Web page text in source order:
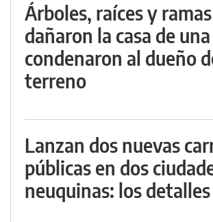
Árboles, raíces y ramas
dañaron la casa de
condenaron al dueño
terreno
Lanzan dos nuevas
públicas en dos
neuquinas: los detalles